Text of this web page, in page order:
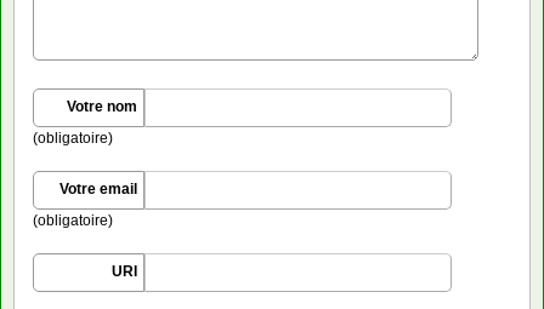
Votre nom
(obligatoire)
Votre email
(obligatoire)
URI